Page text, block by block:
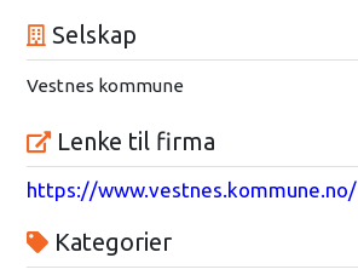
Selskap
Vestnes kommune
Lenke til firma
https://www.vestnes.kommune.no/
Kategorier